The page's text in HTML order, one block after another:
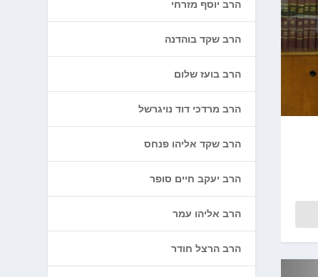
הרב יוסף מזרחי
הרב שקד בוהדנה
הרב בועז שלום
הרב מרדכי דוד נויגרשל
הרב שקד אליהו פנחס
הרב יעקב חיים סופר
הרב אליהו עמר
הרב הרצל חודר